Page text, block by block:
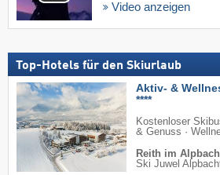
Video anzeigen
Top-Hotels für den Skiurlaub
Aktiv- &
****
Kostenloser
& Genuss ·
Reith im
Ski Juwel